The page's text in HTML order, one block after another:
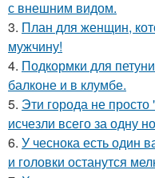
с внешним видом.
3. План для женщин,
мужчину!
4. Подкормки для
балконе и в клумбе.
5. Эти города не
исчезли всего за одну
6. У чеснока есть один
и головки останутся